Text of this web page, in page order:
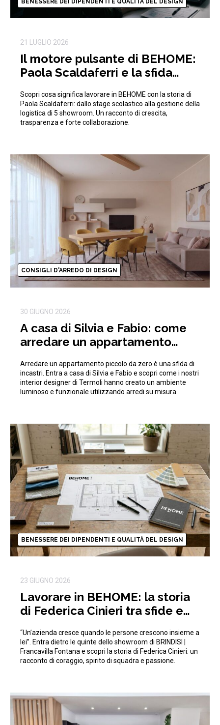
21 LUGLIO 2026
Il motore pulsante di BEHOME:
Paola Scaldaferri e la sfida
Scopri cosa significa lavorare in BEHOME con la storia di
Paola Scaldaferri: dallo stage scolastico alla gestione della
logistica di 5 showroom. Un racconto di crescita,
trasparenza e forte collaborazione.
CONSIGLI D'ARREDO DI DESIGN
30 GIUGNO 2026
A casa di Silvia e Fabio: come
arredare un appartamento
gli spazi
Arredare un appartamento piccolo da zero è una sfida di
incastri. Entra a casa di Silvia e Fabio e scopri come i nostri
interior designer di Termoli hanno creato un ambiente
luminoso e funzionale utilizzando arredi su misura.
BENESSERE DEI DIPENDENTI E QUALITÀ DEL DESIGN
23 GIUGNO 2026
Lavorare in BEHOME: la storia
di Federica Cinieri tra sfide e
“Un’azienda cresce quando le persone crescono insieme a
lei”. Entra dietro le quinte dello showroom di BRINDISI |
Francavilla Fontana e scopri la storia di Federica Cinieri: un
racconto di coraggio, spirito di squadra e passione.